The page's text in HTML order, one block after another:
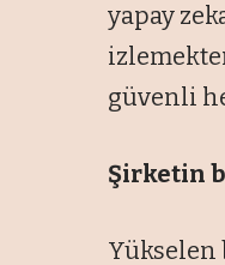
yapay
güvenli
Şirketin
Yükselen